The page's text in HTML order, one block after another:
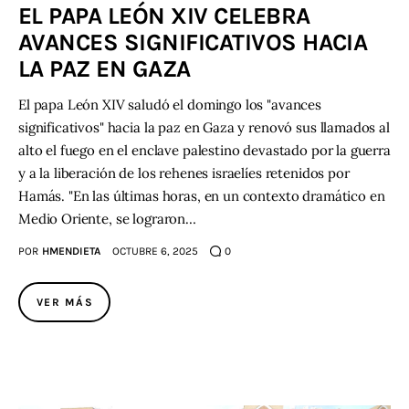
EL PAPA LEÓN XIV CELEBRA
AVANCES SIGNIFICATIVOS HACIA
LA PAZ EN GAZA
El papa León XIV saludó el domingo los "avances
significativos" hacia la paz en Gaza y renovó sus llamados al
alto el fuego en el enclave palestino devastado por la guerra
y a la liberación de los rehenes israelíes retenidos por
Hamás. "En las últimas horas, en un contexto dramático en
Medio Oriente, se lograron…
POR HMENDIETA OCTUBRE 6, 2025 0
VER MÁS